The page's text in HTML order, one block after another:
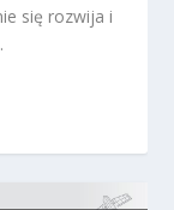
się rozwija i